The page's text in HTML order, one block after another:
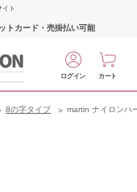
ト
トカード・売掛払い可能
ログイン カート
8の字タイプ martin ナイロンハ